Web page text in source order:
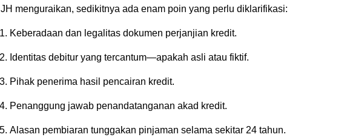
JH menguraikan, sedikitnya ada enam poin yang perlu diklarifikasi:
Keberadaan dan legalitas dokumen perjanjian kredit.
Identitas debitur yang tercantum—apakah asli atau fiktif.
Pihak penerima hasil pencairan kredit.
Penanggung jawab penandatanganan akad kredit.
Alasan pembiaran tunggakan pinjaman selama sekitar 24 tahun.